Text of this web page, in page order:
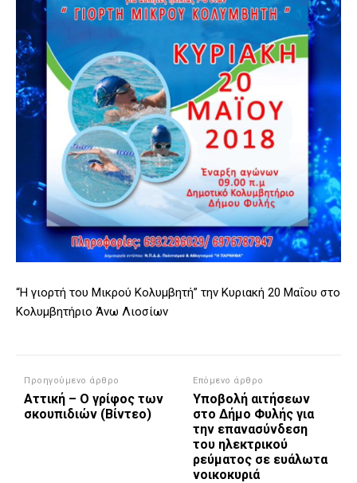
“Η γιορτή του Μικρού Κολυμβητή” την Κυριακή 20 Μαΐου στο
Κολυμβητήριο Άνω Λιοσίων
Προηγούμενο άρθρο
Αττική – Ο γρίφος των
σκουπιδιών (Βίντεο)
Επόμενο άρθρο
Υποβολή αιτήσεων
στο Δήμο Φυλής για
την επανασύνδεση
του ηλεκτρικού
ρεύματος σε ευάλωτα
νοικοκυριά